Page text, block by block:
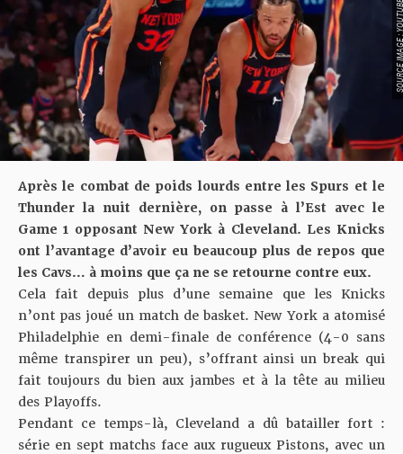
SOURCE
Après le combat de poids lourds entre les Spurs et le
Thunder la nuit dernière, on passe à l’Est avec le
Game 1 opposant New York à Cleveland. Les Knicks
ont l’avantage d’avoir eu beaucoup plus de repos que
les Cavs… à moins que ça ne se retourne contre eux.
Cela fait depuis plus d’une semaine que les Knicks
n’ont pas joué un match de basket. New York a atomisé
Philadelphie en demi-finale de conférence (4-0 sans
même transpirer un peu), s’offrant ainsi un break qui
fait toujours du bien aux jambes et à la tête au milieu
des Playoffs.
Pendant ce temps-là, Cleveland a dû batailler fort :
série en sept matchs face aux rugueux Pistons, avec un